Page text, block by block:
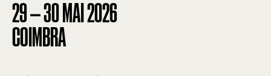
29—30 MAI 2026
COIMBRA